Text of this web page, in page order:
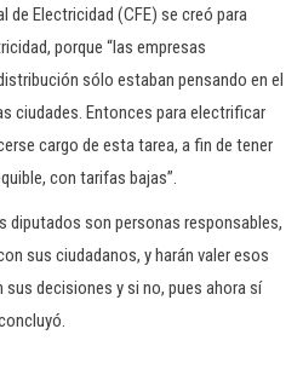
de Electricidad (CFE) se creó para
porque “las empresas
sólo estaban pensando en el
ciudades. Entonces para electrificar
cargo de esta tarea, a fin de tener
con tarifas bajas”.
diputados son personas responsables,
sus ciudadanos, y harán valer esos
decisiones y si no, pues ahora sí